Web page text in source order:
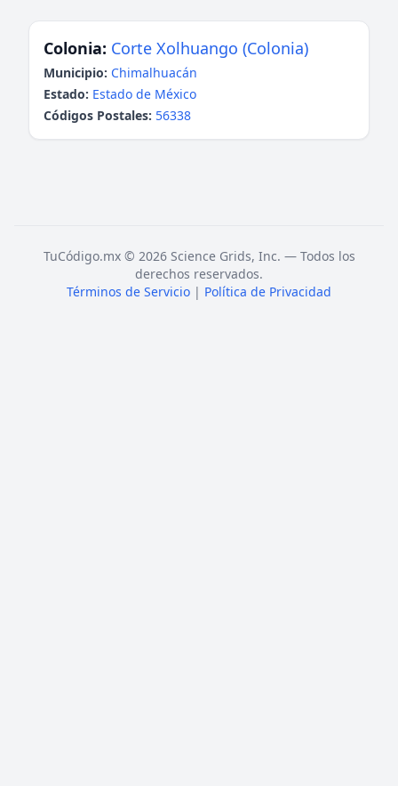
Colonia: Corte Xolhuango (Colonia)
Municipio: Chimalhuacán
Estado: Estado de México
Códigos Postales: 56338
TuCódigo.mx © 2026 Science Grids, Inc. — Todos los
derechos reservados.
Términos de Servicio | Política de Privacidad